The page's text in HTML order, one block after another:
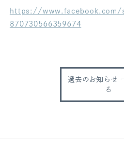
お気に入
https://
870730566359674
過去のお知らせ
る